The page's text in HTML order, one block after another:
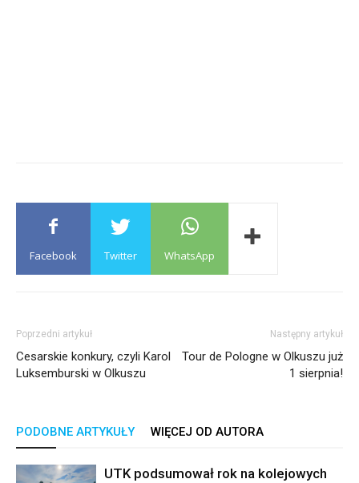
Facebook Twitter WhatsApp
Poprzedni artykuł
Cesarskie konkury, czyli Karol
Luksemburski w Olkuszu
Następny artykuł
Tour de Pologne w Olkuszu już
1 sierpnia!
PODOBNE ARTYKUŁY WIĘCEJ OD AUTORA
UTK podsumował rok na kolejowych